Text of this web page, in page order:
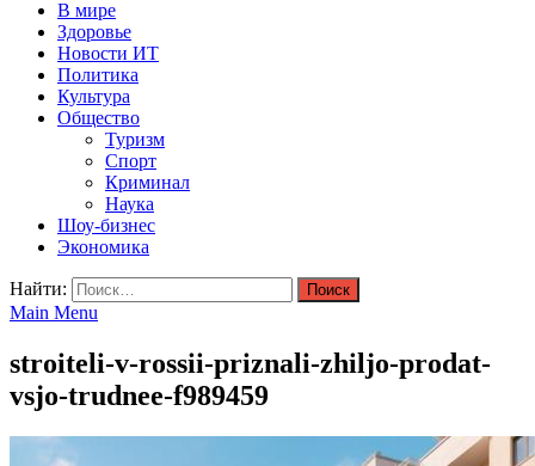
В мире
Здоровье
Новости ИТ
Политика
Культура
Общество
Туризм
Спорт
Криминал
Наука
Шоу-бизнес
Экономика
Найти:
Main Menu
stroiteli-v-rossii-priznali-zhiljo-prodat-
vsjo-trudnee-f989459